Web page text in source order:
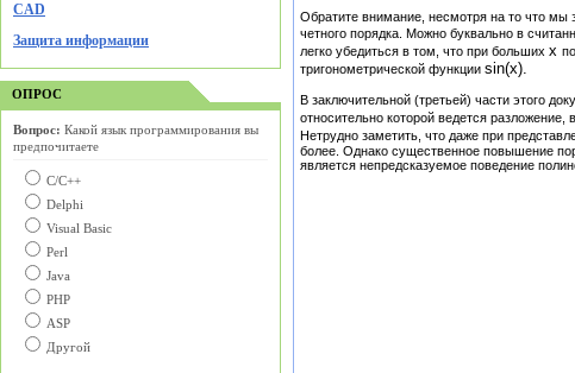
CAD
Защита информации
ОПРОС
Вопрос: Какой язык программирования вы
предпочитаете
С/C++
Delphi
Visual Basic
Perl
Java
PHP
ASP
Другой
Обратите внимание, несмотря на то что мы
четного порядка. Можно буквально в
легко убедиться в том, что при больших х
тригонометрической функции sin(x).
В заключительной (третьей) части этого
относительно которой ведется
Нетрудно заметить, что даже при
более. Однако существенное повышение
является непредсказуемое поведение